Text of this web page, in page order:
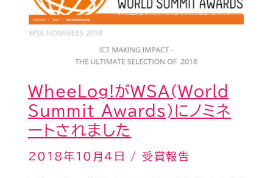
WheeLog!がWSA(World
Summit Awards)にノミネ
ートされました
2018年10月4日 / 受賞報告
Awards)
に
ネ
ー
ト